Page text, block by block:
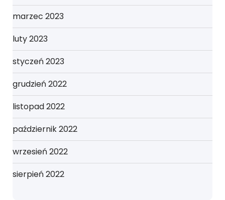
marzec 2023
luty 2023
styczeń 2023
grudzień 2022
listopad 2022
październik 2022
wrzesień 2022
sierpień 2022